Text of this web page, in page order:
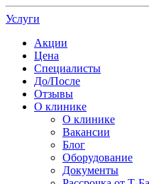
Услуги
Акции
Цена
Специалисты
До/После
Отзывы
О клинике
О клинике
Вакансии
Блог
Оборудование
Документы